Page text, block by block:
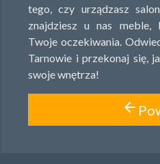
tego, czy urządzasz
znajdziesz u nas meble,
Twoje oczekiwania.
Tarnowie i przekonaj się,
swoje wnętrza!
arrow_back